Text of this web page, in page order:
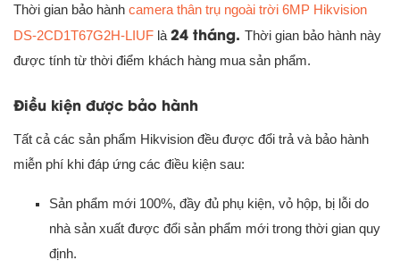
Thời gian bảo hành camera thân trụ ngoài trời 6MP Hikvision
DS-2CD1T67G2H-LIUF là 24 tháng. Thời gian bảo hành này
được tính từ thời điểm khách hàng mua sản phẩm.
Điều kiện được bảo hành
Tất cả các sản phẩm Hikvision đều được đổi trả và bảo hành
miễn phí khi đáp ứng các điều kiện sau:
Sản phẩm mới 100%, đầy đủ phụ kiện, vỏ hộp, bị lỗi do
nhà sản xuất được đổi sản phẩm mới trong thời gian quy
định.